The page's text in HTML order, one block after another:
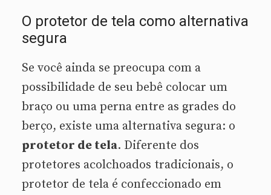
O protetor de tela como alternativa
segura
Se você ainda se preocupa com a
possibilidade de seu bebê colocar um
braço ou uma perna entre as grades do
berço, existe uma alternativa segura: o
protetor de tela. Diferente dos
protetores acolchoados tradicionais, o
protetor de tela é confeccionado em